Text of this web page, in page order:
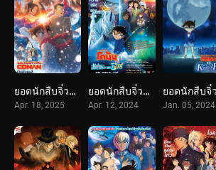
ยอดนักสืบจิ๋วโคนัน เดอะมูฟวี่ 28: ปริศนาภาพติดตามรณะ (2025) Detective Conan: One-Eyed Flashback
Apr. 18, 2025
ยอดนักสืบจิ๋วโคนัน เดอะมูฟวี่ 27: ปริศนาปราการ 5 แฉก (2024) Detective Conan The Movie 27: The Million-dollar Pentagram
Apr. 12, 2024 Jan. 05, 2024